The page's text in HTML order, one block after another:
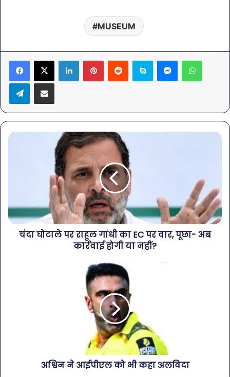
MUSEUM
LinkedInPinterestReddit Skype Messenger
TelegramShare via Email
चंदा घोटाले पर राहुल गांधी का EC पर वार, पूछा- अब
कार्रवाई होगी या नहीं?
अश्विन ने आईपीएल को भी कहा अलविदा